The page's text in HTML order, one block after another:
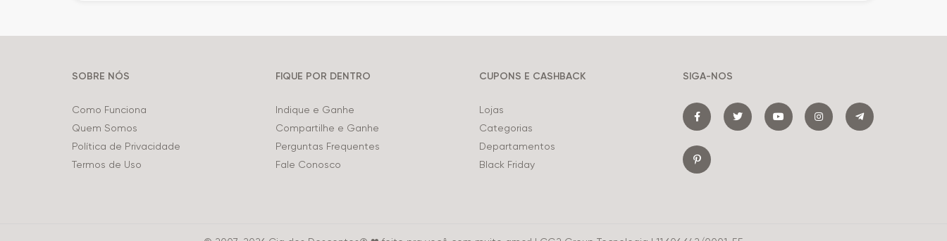
SOBRE NÓS
Como Funciona
Quem Somos
Política de Privacidade
Termos de Uso
FIQUE POR DENTRO
Indique e Ganhe
Compartilhe e Ganhe
Perguntas Frequentes
Fale Conosco
CUPONS E CASHBACK
Lojas
Categorias
Departamentos
Black Friday
SIGA-NOS